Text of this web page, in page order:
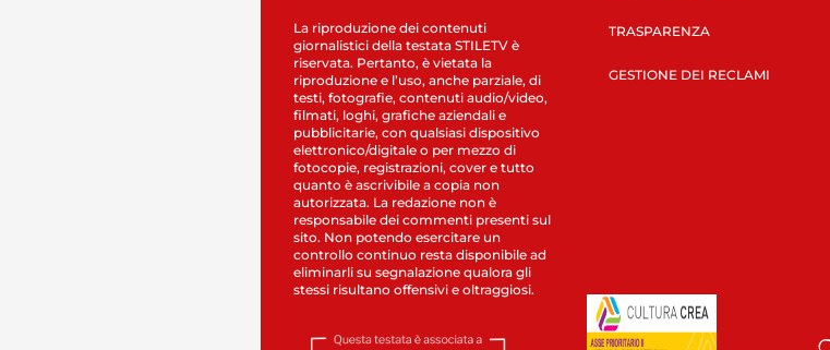
La riproduzione dei contenuti
giornalistici della testata STILETV è
riservata. Pertanto, è vietata la
riproduzione e l’uso, anche parziale, di
testi, fotografie, contenuti audio/video,
filmati, loghi, grafiche aziendali e
pubblicitarie, con qualsiasi dispositivo
elettronico/digitale o per mezzo di
fotocopie, registrazioni, cover e tutto
quanto è ascrivibile a copia non
autorizzata. La redazione non è
responsabile dei commenti presenti sul
sito. Non potendo esercitare un
controllo continuo resta disponibile ad
eliminarli su segnalazione qualora gli
stessi risultano offensivi e oltraggiosi.
TRASPARENZA
GESTIONE DEI RECLAMI